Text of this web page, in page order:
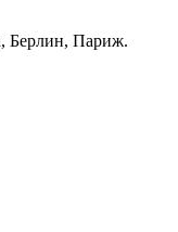
Берлин, Париж.